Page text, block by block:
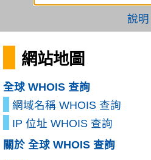
說明
網站地圖
全球 WHOIS 查詢
網域名稱 WHOIS 查詢
IP 位址 WHOIS 查詢
關於 全球 WHOIS 查詢